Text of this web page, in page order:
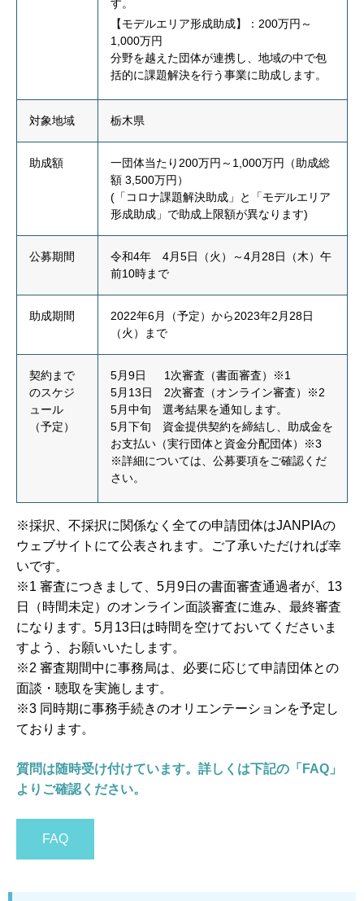
す。
【モデルエリア形成助成】：200万円～
1,000万円
分野を越えた団体が連携し、地域の中で包
括的に課題解決を行う事業に助成します。
対象地域 栃木県
助成額
一団体当たり200万円～1,000万円（助成総
額 3,500万円）
(「コロナ課題解決助成」と「モデルエリア
形成助成」で助成上限額が異なります)
公募期間
令和4年 4月5日（火）～4月28日（木）午
前10時まで
助成期間
2022年6月（予定）から2023年2月28日
（火）まで
契約まで
のスケジ
ュール
（予定）
5月9日 1次審査（書面審査）※1
5月13日 2次審査（オンライン審査）※2
5月中旬 選考結果を通知します。
5月下旬 資金提供契約を締結し、助成金を
お支払い（実行団体と資金分配団体）※3
※詳細については、公募要項をご確認くだ
さい。
※採択、不採択に関係なく全ての申請団体はJANPIAの
ウェブサイトにて公表されます。ご了承いただければ幸
いです。
※1 審査につきまして、5月9日の書面審査通過者が、13
日（時間未定）のオンライン面談審査に進み、最終審査
になります。5月13日は時間を空けておいてくださいま
すよう、お願いいたします。
※2 審査期間中に事務局は、必要に応じて申請団体との
面談・聴取を実施します。
※3 同時期に事務手続きのオリエンテーションを予定し
ております。
質問は随時受け付けています。詳しくは下記の「FAQ」
よりご確認ください。
FAQ